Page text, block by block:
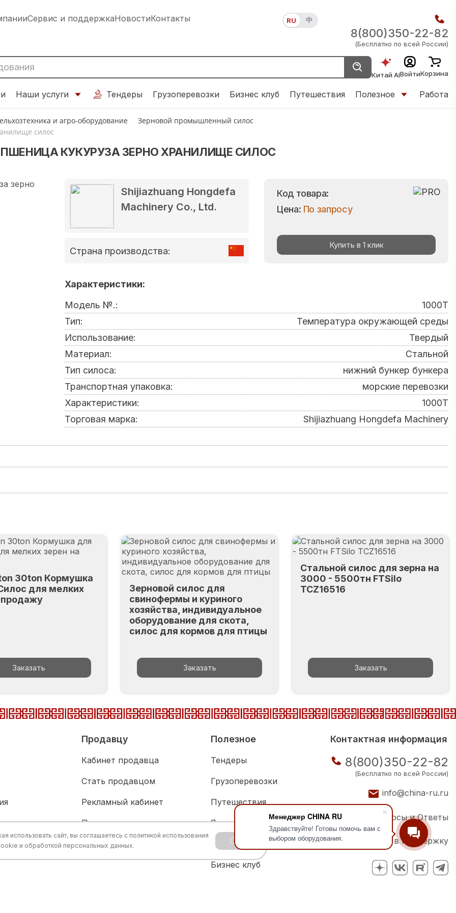
Менеджер CHINA RU
Здравствуйте! Готовы помочь вам с
выбором оборудования.
Сервис и поддержкаНовостиКонтакты RU 中
8(800)350-22-82
(Бесплатно по всей России)
Китай AIВойтиКорзина
Наши услуги Тендеры Грузоперевозки Бизнес клуб Путешествия Полезное Работа
и агро-оборудование
Зерновой промышленный силос
силос
КУКУРУЗА ЗЕРНО ХРАНИЛИЩЕ СИЛОС
Shijiazhuang Hongdefa
Machinery Co., Ltd.
Страна производства:
Код товара:
Цена: По запросу
Купить в 1 клик
Характеристики:
Модель №.:
1000T
Тип:
Температура окружающей среды
Использование:
Твердый
Материал:
Стальной
Тип силоса:
нижний бункер бункера
Транспортная упаковка:
морские перевозки
Характеристики:
1000T
Торговая марка:
Shijiazhuang Hongdefa Machinery
30ton Кормушка
для мелких
продажу
Заказать
Зерновой силос для
свинофермы и куриного
хозяйства, индивидуальное
оборудование для скота,
силос для кормов для птицы
Заказать
Стальной силос для зерна на
3000 - 5500тн FTSilo
TCZ16516
Заказать
Продавцу
Кабинет продавца
Стать продавцом
Рекламный кабинет
Партнерам
Полезное
Тендеры
Грузоперевозки
Путешествия
Языковая школа
Акции компаний
Бизнес клуб
Контактная информация
8(800)350-22-82
(Бесплатно по всей России)
info@china-ru.ru
Вопросы и Ответы
Написать в поддержку
использовать сайт, вы соглашаетесь с политикой использования
и обработкой персональных данных.
OK